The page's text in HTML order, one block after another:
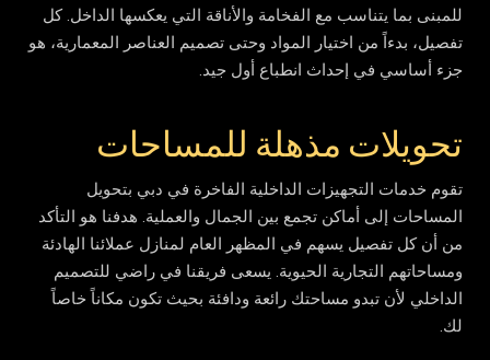
للمبنى بما يتناسب مع الفخامة والأناقة التي يعكسها الداخل. كل
تفصيل، بدءاً من اختيار المواد وحتى تصميم العناصر المعمارية، هو
جزء أساسي في إحداث انطباع أول جيد.
تحويلات مذهلة للمساحات
تقوم خدمات التجهيزات الداخلية الفاخرة في دبي بتحويل
المساحات إلى أماكن تجمع بين الجمال والعملية. هدفنا هو التأكد
من أن كل تفصيل يسهم في المظهر العام لمنازل عملائنا الهادئة
ومساحاتهم التجارية الحيوية. يسعى فريقنا في راضي للتصميم
الداخلي لأن تبدو مساحتك رائعة ودافئة بحيث تكون مكاناً خاصاً
لك.